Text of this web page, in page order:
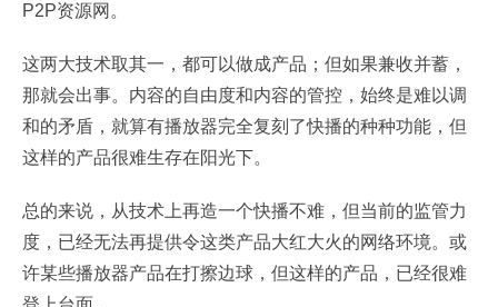
P2P资源网。
这两大技术取其一，都可以做成产品；但如果兼收并蓄，
那就会出事。内容的自由度和内容的管控，始终是难以调
和的矛盾，就算有播放器完全复刻了快播的种种功能，但
这样的产品很难生存在阳光下。
总的来说，从技术上再造一个快播不难，但当前的监管力
度，已经无法再提供令这类产品大红大火的网络环境。或
许某些播放器产品在打擦边球，但这样的产品，已经很难